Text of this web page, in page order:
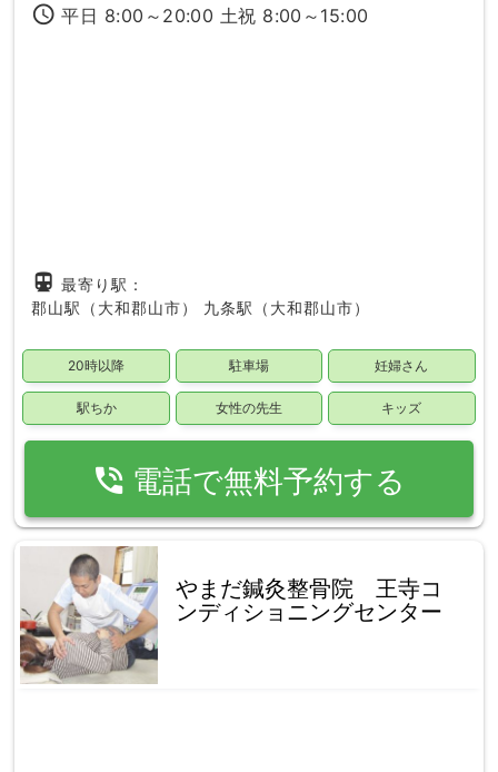
access_time 平日 8:00～20:00 土祝 8:00～15:00
directions_subway 最寄り駅：
郡山駅（大和郡山市）
九条駅（大和郡山市）
20時以降 駐車場 妊婦さん
駅ちか 女性の先生 キッズ
phone_in_talk 電話で無料予約する
やまだ鍼灸整骨院 王寺コ
ンディショニングセンター